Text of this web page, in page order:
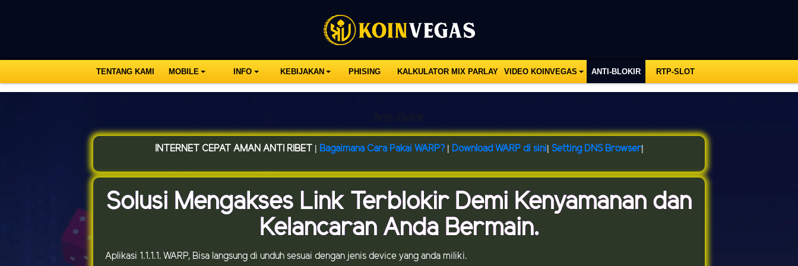
TENTANG KAMI MOBILE INFO KEBIJAKAN PHISING KALKULATOR MIX PARLAY VIDEO KOINVEGAS ANTI-BLOKIR RTP-SLOT
INTERNET CEPAT AMAN ANTI RIBET | Bagaimana Cara Pakai WARP?| Download WARP di sini Setting DNS Browser|
Solusi Mengakses Link Terblokir Demi Kenyamanan dan
Kelancaran Anda Bermain.
Aplikasi 1.1.1.1. WARP, Bisa langsung di unduh sesuai dengan jenis device yang anda miliki.